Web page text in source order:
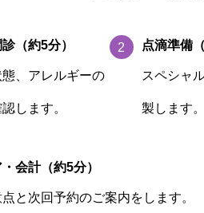
（約5分）
、アレルギーの
します。
2 点滴準備
スペシャ
製します
会計（約5分）
と次回予約のご案内をします。